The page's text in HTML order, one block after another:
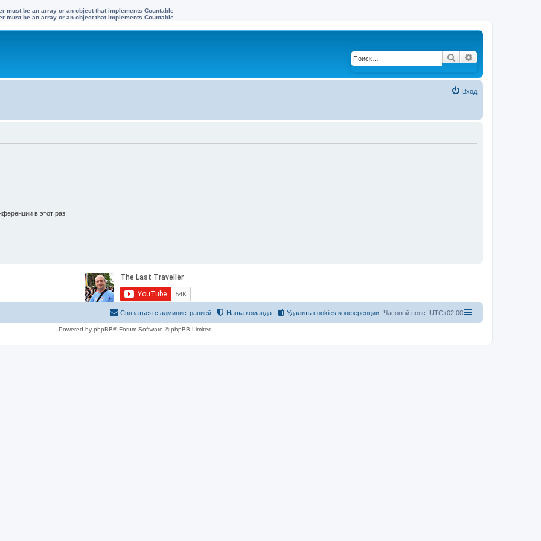
must be an array or an object that implements Countable
must be an array or an object that implements Countable
Поиск
Вход
в этот раз
Часовой пояс: UTC+02:00
Удалить cookies конференции
Наша команда
Связаться с администрацией
Powered by phpBB® Forum Software © phpBB Limited